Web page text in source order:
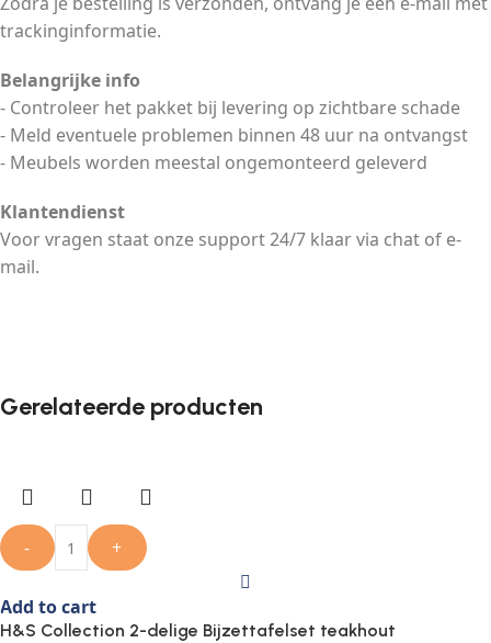
trackinginformatie.
Belangrijke info
- Controleer het pakket bij levering op zichtbare schade
- Meld eventuele problemen binnen 48 uur na ontvangst
- Meubels worden meestal ongemonteerd geleverd
Klantendienst
Voor vragen staat onze support 24/7 klaar via chat of e-
mail.
Gerelateerde producten
- +
Add to cart
H&S Collection 2-delige Bijzettafelset teakhout